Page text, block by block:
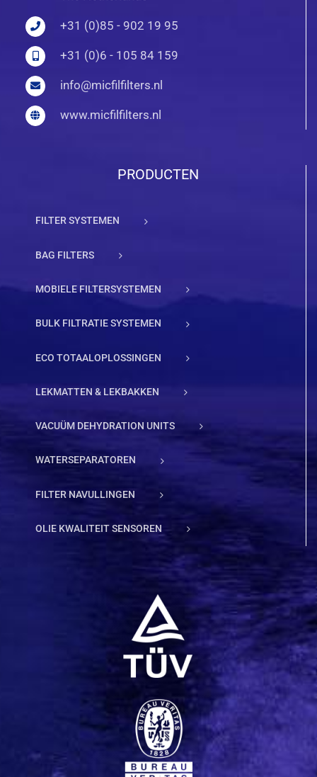
+31 (0)85 - 902 19 95
+31 (0)6 - 105 84 159
info@micfilfilters.nl
www.micfilfilters.nl
PRODUCTEN
FILTER SYSTEMEN
BAG FILTERS
MOBIELE FILTERSYSTEMEN
BULK FILTRATIE SYSTEMEN
ECO TOTAALOPLOSSINGEN
LEKMATTEN & LEKBAKKEN
VACUÜM DEHYDRATION UNITS
WATERSEPARATOREN
FILTER NAVULLINGEN
OLIE KWALITEIT SENSOREN